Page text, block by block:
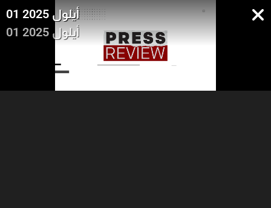
01 أيلول 2025
01 أيلول 2025